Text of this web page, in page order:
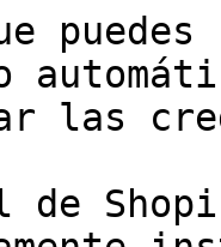
las
de